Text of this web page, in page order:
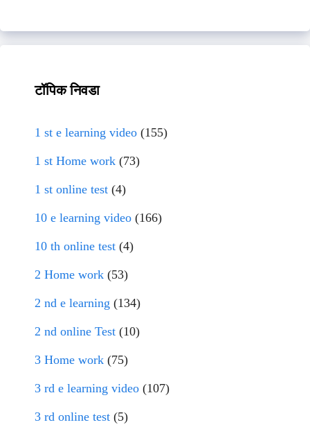
टॉपिक निवडा
1 st e learning video (155)
1 st Home work (73)
1 st online test (4)
10 e learning video (166)
10 th online test (4)
2 Home work (53)
2 nd e learning (134)
2 nd online Test (10)
3 Home work (75)
3 rd e learning video (107)
3 rd online test (5)